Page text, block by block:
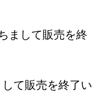
まして販売を終
て販売を終了い